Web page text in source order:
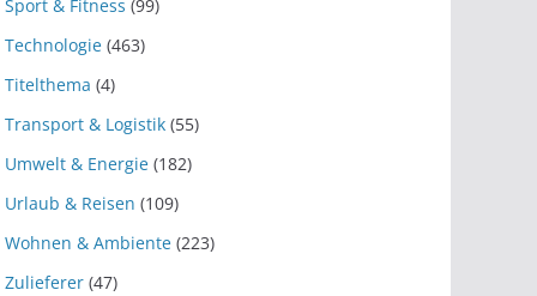
Sport & Fitness (99)
Technologie (463)
Titelthema (4)
Transport & Logistik (55)
Umwelt & Energie (182)
Urlaub & Reisen (109)
Wohnen & Ambiente (223)
Zulieferer (47)